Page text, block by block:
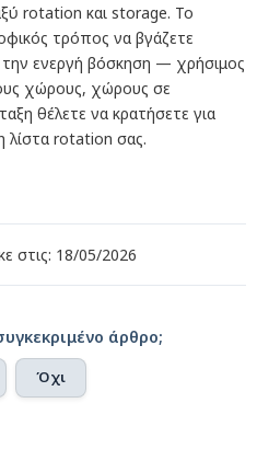
rotation και storage. Το
τρόπος να βγάζετε
ενεργή βόσκηση — χρήσιμος
χώρους, χώρους σε
θέλετε να κρατήσετε για
λίστα rotation σας.
στις: 18/05/2026
άρθρο;
Όχι